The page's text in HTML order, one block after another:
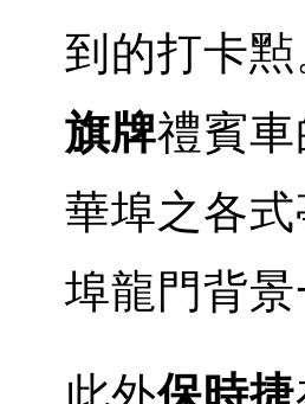
到的打卡
旗牌禮賓車
華埠之各
埠龍門背